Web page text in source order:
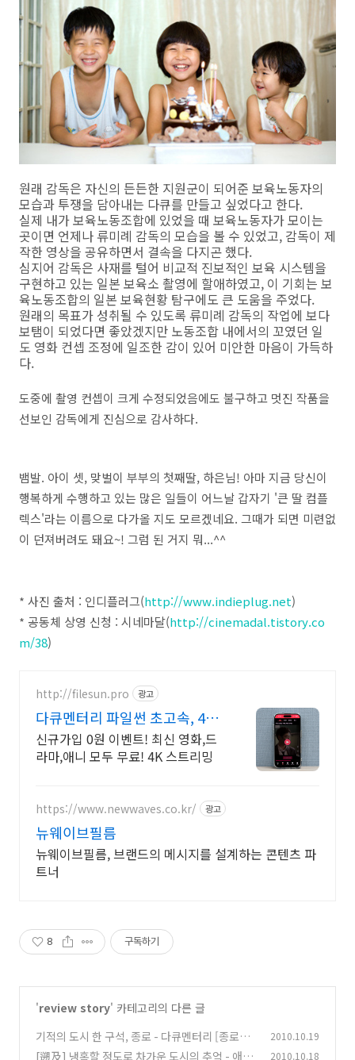
원래 감독은 자신의 든든한 지원군이 되어준 보육노동자의
모습과 투쟁을 담아내는 다큐를 만들고 싶었다고 한다.
실제 내가 보육노동조합에 있었을 때 보육노동자가 모이는
곳이면 언제나 류미례 감독의 모습을 볼 수 있었고, 감독이 제
작한 영상을 공유하면서 결속을 다지곤 했다.
심지어 감독은 사재를 털어 비교적 진보적인 보육 시스템을
구현하고 있는 일본 보육소 촬영에 할애하였고, 이 기회는 보
육노동조합의 일본 보육현황 탐구에도 큰 도움을 주었다.
원래의 목표가 성취될 수 있도록 류미례 감독의 작업에 보다
보탬이 되었다면 좋았겠지만 노동조합 내에서의 꼬였던 일
도 영화 컨셉 조정에 일조한 감이 있어 미안한 마음이 가득하
다.
도중에 촬영 컨셉이 크게 수정되었음에도 불구하고 멋진 작품을
선보인 감독에게 진심으로 감사하다.
뱀발. 아이 셋, 맞벌이 부부의 첫째딸, 하은님! 아마 지금 당신이
행복하게 수행하고 있는 많은 일들이 어느날 갑자기 '큰 딸 컴플
렉스'라는 이름으로 다가올 지도 모르겠네요. 그때가 되면 미련없
이 던져버려도 돼요~! 그럼 된 거지 뭐...^^
* 사진 출처 : 인디플러그(http://www.indieplug.net)
* 공동체 상영 신청 : 시네마달(http://cinemadal.tistory.co
m/38)
http://filesun.pro 광고
다큐멘터리 파일썬 초고속, 4K
실시간 보기!
신규가입 0원 이벤트! 최신 영화,드
라마,애니 모두 무료! 4K 스트리밍
https://www.newwaves.co.kr/ 광고
뉴웨이브필름
뉴웨이브필름, 브랜드의 메시지를 설계하는 콘텐츠 파
트너
8 구독하기
'review story' 카테고리의 다른 글
기적의 도시 한 구석, 종로 - 다큐멘터리 [종로의
기적]
(0)
2010.10.19
[遡及] 냉혹할 정도로 차가운 도시의 추억 - 애니
2010.10.18